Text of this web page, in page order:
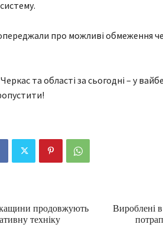
про можливі обмеження
та області за сьогодні – у
продовжують
техніку
Вироблені